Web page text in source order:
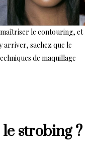
maîtriser le contouring, et
arriver, sachez que le
de maquillage
le strobing ?